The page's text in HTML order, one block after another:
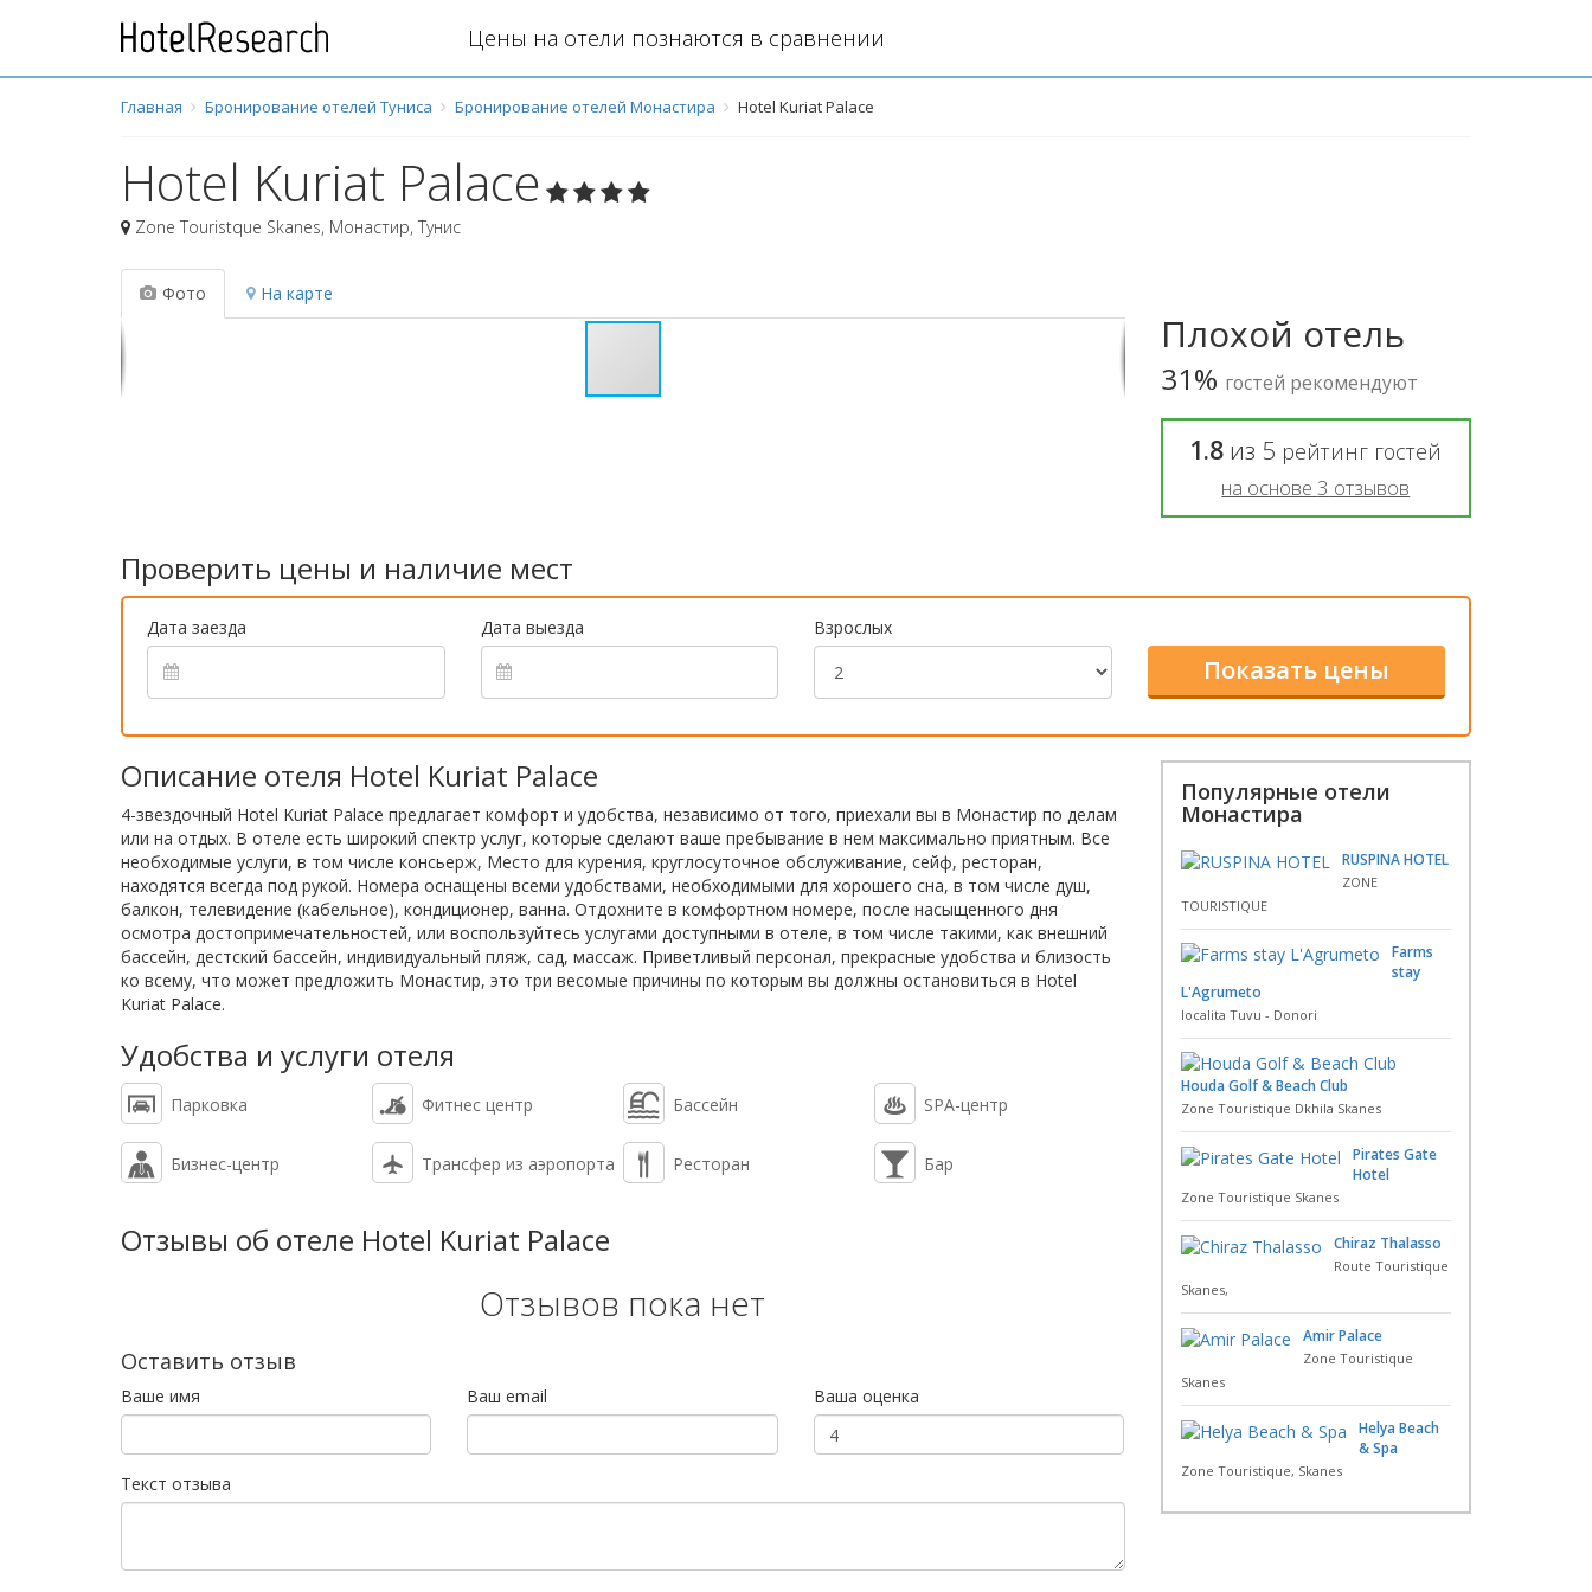
Цены на отели познаются в сравнении
Главная Бронирование отелей Туниса Бронирование отелей Монастира Hotel Kuriat Palace
Hotel Kuriat Palace
Zone Touristque Skanes, Монастир, Тунис
Фото На карте
Плохой отель
31% гостей рекомендуют
1.8 из 5 рейтинг гостей
на основе3 отзывов
Проверить цены и наличие мест
Дата заезда Дата выезда Взрослых
Описание отеля Hotel Kuriat Palace
4-звездочный Hotel Kuriat Palace предлагает комфорт и удобства, независимо от того, приехали вы в Монастир по делам
или на отдых. В отеле есть широкий спектр услуг, которые сделают ваше пребывание в нем максимально приятным. Все
необходимые услуги, в том числе консьерж, Место для курения, круглосуточное обслуживание, сейф, ресторан,
находятся всегда под рукой. Номера оснащены всеми удобствами, необходимыми для хорошего сна, в том числе душ,
балкон, телевидение (кабельное), кондиционер, ванна. Отдохните в комфортном номере, после насыщенного дня
осмотра достопримечательностей, или воспользуйтесь услугами доступными в отеле, в том числе такими, как внешний
бассейн, дестский бассейн, индивидуальный пляж, сад, массаж. Приветливый персонал, прекрасные удобства и близость
ко всему, что может предложить Монастир, это три весомые причины по которым вы должны остановиться в Hotel
Kuriat Palace.
Удобства и услуги отеля
Парковка Фитнес центр Бассейн SPA-центр
Бизнес-центр Трансфер из аэропорта Ресторан Бар
Отзывы об отеле Hotel Kuriat Palace
Отзывов пока нет
Оставить отзыв
Ваше имя Ваш email Ваша оценка
Текст отзыва
Популярные отели
Монастира
RUSPINA HOTEL
ZONE
TOURISTIQUE
Farms
stay
L'Agrumeto
localita Tuvu - Donori
Houda Golf & Beach Club
Zone Touristique Dkhila Skanes
Pirates Gate
Hotel
Zone Touristique Skanes
Chiraz Thalasso
Route Touristique
Skanes,
Amir Palace
Zone Touristique
Skanes
Helya Beach
& Spa
Zone Touristique, Skanes